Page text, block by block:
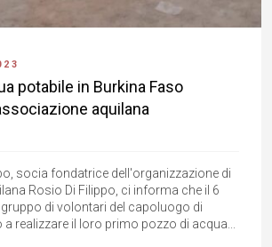
potabile in Burkina Faso
aquilana
socia fondatrice dell'organizzazione di
Rosio Di Filippo, ci informa che il 6
di volontari del capoluogo di
realizzare il loro primo pozzo di acqua...